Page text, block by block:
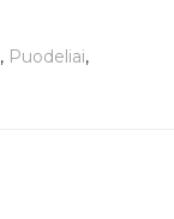
, Puodeliai,